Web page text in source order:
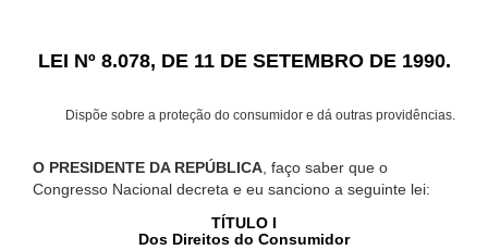
LEI Nº 8.078, DE 11 DE SETEMBRO DE 1990.
Dispõe sobre a proteção do consumidor e dá outras providências.
O PRESIDENTE DA REPÚBLICA , faço saber que o
Congresso Nacional decreta e eu sanciono a seguinte lei:
TÍTULO I
Dos Direitos do Consumidor